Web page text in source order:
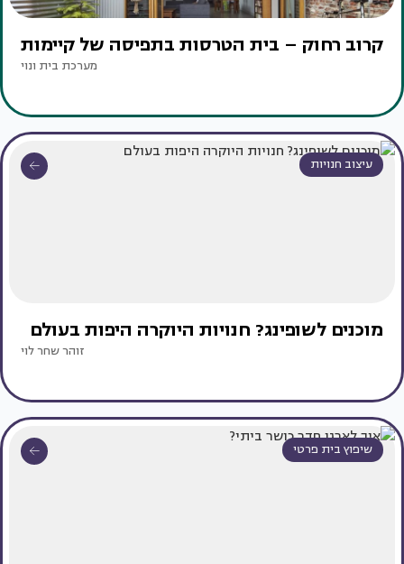
קרוב רחוק – בית הטרסות בתפיסה של קיימות
מערכת בית ונוי
עיצוב חנויות
מוכנים לשופינג? חנויות היוקרה היפות בעולם
זוהר שחר לוי
שיפוץ בית פרטי